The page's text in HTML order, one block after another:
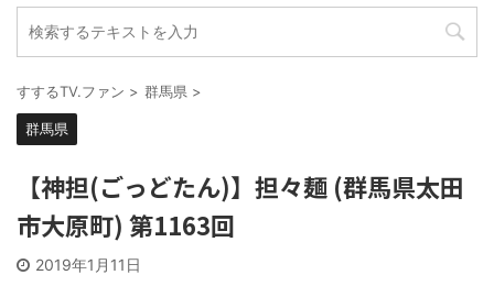
すするTV.ファン > 群馬県 >
群馬県
【神担(ごっどたん)】担々麺 (群馬県太田
市大原町) 第1163回
2019年1月11日